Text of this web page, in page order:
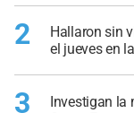
2
Hallaron sin
el jueves en
3
Investigan la